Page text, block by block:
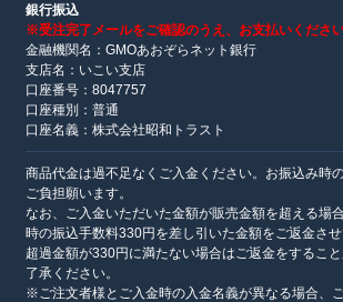
銀行振込
※受注完了メールをご確認のうえ、お支払いください
金融機関名：GMOあおぞらネット銀行
支店名：いこい支店
口座番号：8047757
口座種別：普通
口座名義：株式会社昭和トラスト
商品代金は過不足なくご入金ください。お振込み時
ご負担願います。
なお、ご入金いただいた金額が販売金額を超える場
時の振込手数料330円を差し引いた金額をご返金させ
超過金額が330円に満たない場合はご返金をするこ
了承ください。
※ご注文者様とご入金時の入金名義が異なる場合、